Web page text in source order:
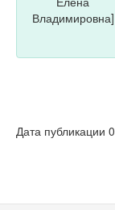
Дата публикации